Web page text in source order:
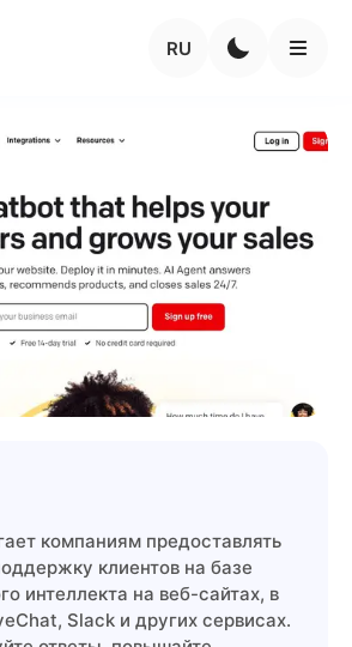
RU
компаниям предоставлять
клиентов на базе
интеллекта на веб-сайтах, в
Slack и других сервисах.